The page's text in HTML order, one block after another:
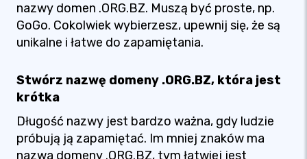
nazwy domen .ORG.BZ. Muszą być proste, np.
GoGo. Cokolwiek wybierzesz, upewnij się, że są
unikalne i łatwe do zapamiętania.
Stwórz nazwę domeny .ORG.BZ, która jest
krótka
Długość nazwy jest bardzo ważna, gdy ludzie
próbują ją zapamiętać. Im mniej znaków ma
nazwa domeny .ORG.BZ, tym łatwiej jest